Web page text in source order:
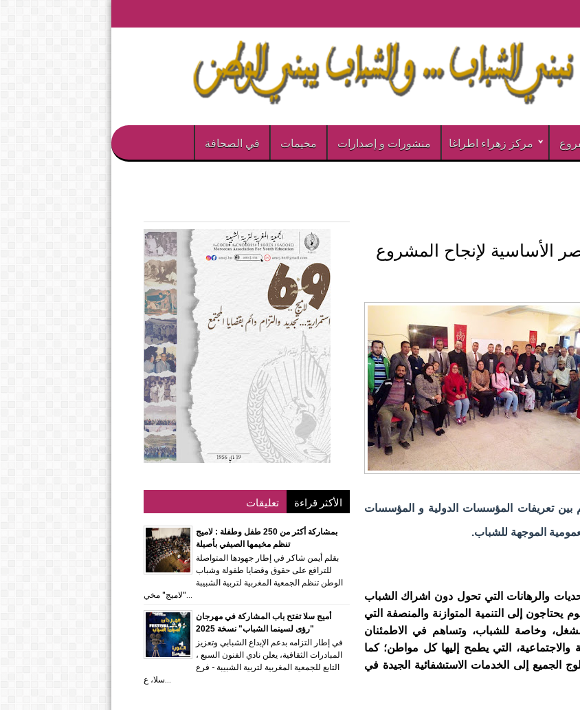
مركز زهراء اطراغا منشورات و إصدارات مخيمات في الصحافة
الأساسية لإنجاح المشروع
بين تعريفات المؤسسات الدولية و المؤسسات
الموجهة للشباب.
والرهانات التي تحول دون اشراك الشباب
يحتاجون إلى التنمية المتوازنة والمنصفة التي
وخاصة للشباب، وتساهم في الاطمئنان
والاجتماعية، التي يطمح إليها كل مواطن؛ كما
الجميع إلى الخدمات الاستشفائية الجيدة في
الأكثر قراءة تعليقات
بمشاركة أكثر من 250 طفل وطفلة : لاميج
تنظم مخيمها الصيفي بأصيلة
بقلم أيمن شاكر في إطار جهودها المتواصلة
للترافع على حقوق وقضايا طفولة وشباب
الوطن تنظم الجمعية المغربية لتربية الشبيبة
"لاميج" مخي...
أميج سلا تفتح باب المشاركة في مهرجان
"رؤى لسينما الشباب" نسخة 2025
في إطار التزامه بدعم الإبداع الشبابي وتعزيز
المبادرات الثقافية، يعلن نادي الفنون السبع ،
التابع للجمعية المغربية لتربية الشبيبة - فرع
سلا، ع...